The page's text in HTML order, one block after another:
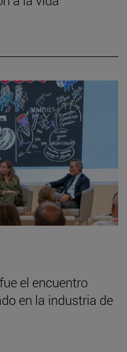
el encuentro
en la industria de